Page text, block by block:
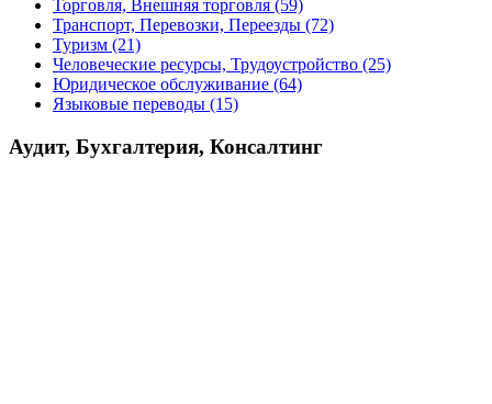
Торговля, Внешняя торговля (59)
Транспорт, Перевозки, Переезды (72)
Туризм (21)
Человеческие ресурсы, Трудоустройство (25)
Юридическое обслуживание (64)
Языковые переводы (15)
Аудит, Бухгалтерия, Консалтинг